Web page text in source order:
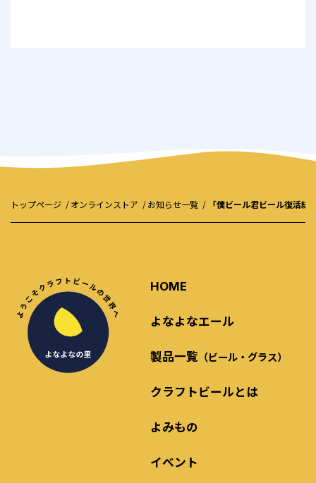
トップページ オンラインストア お知らせ一覧 「僕ビール君ビール復活
HOME
よなよなエール
製品一覧 （ビール・グラス）
クラフトビールとは
よみもの
イベント